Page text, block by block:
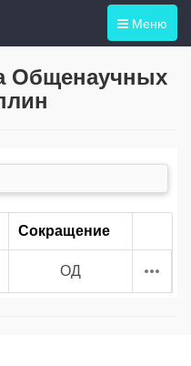
Меню
Общенаучных
Сокращение
ОД